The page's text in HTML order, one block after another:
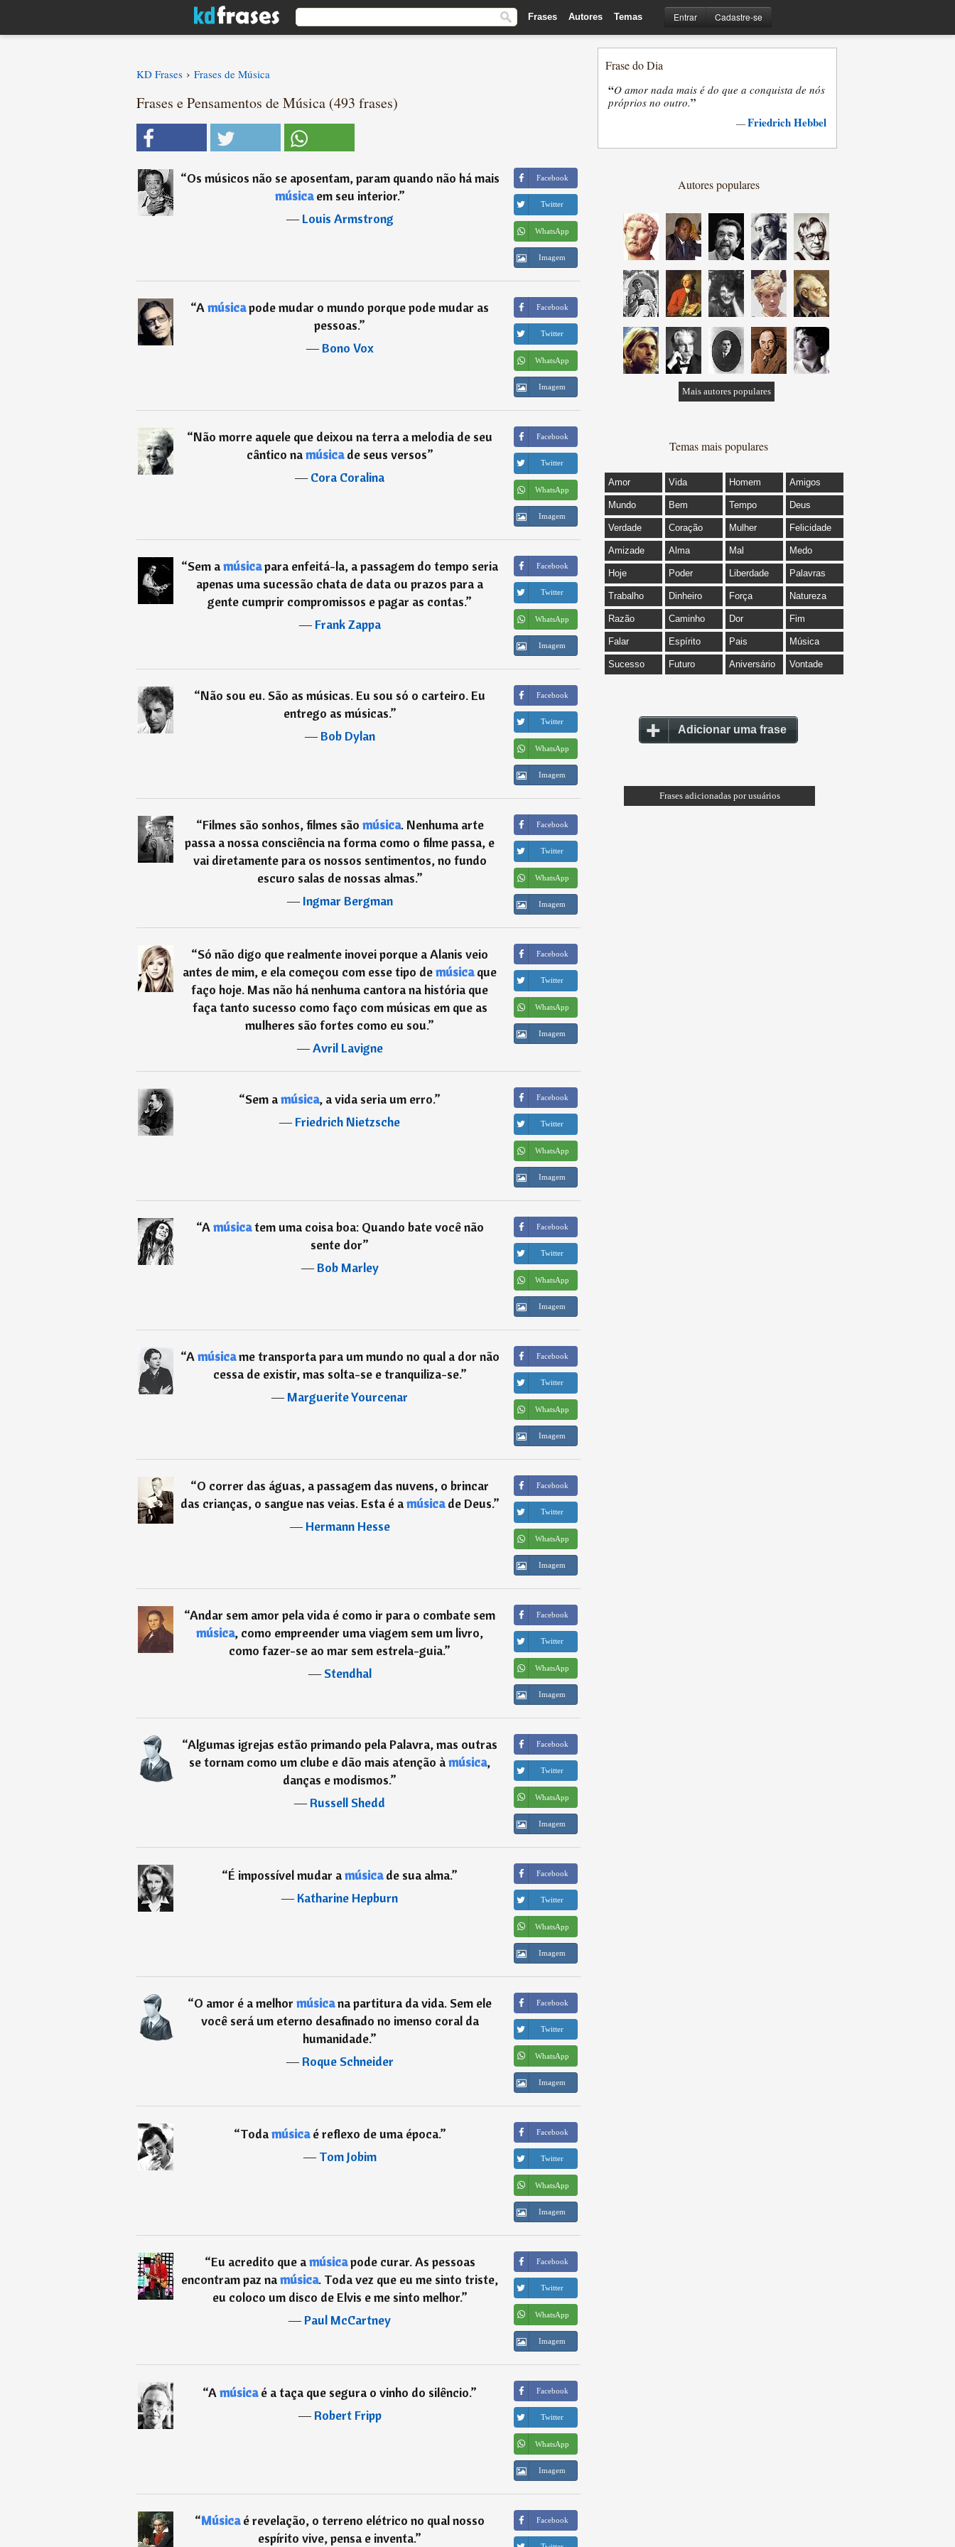
Frases Autores Temas Entrar Cadastre-se
KD Frases › Frases de Música
Frases e Pensamentos de Música (493 frases)
“Os músicos não se aposentam, param quando não há mais
músicaem seu interior.”
―Louis Armstrong
Facebook
Twitter
WhatsApp
Imagem
“Amúsicapode mudar o mundo porque pode mudar as
pessoas.”
―Bono Vox
Facebook
Twitter
WhatsApp
Imagem
“Não morre aquele que deixou na terra a melodia de seu
cântico namúsicade seus versos”
―Cora Coralina
Facebook
Twitter
WhatsApp
Imagem
“Sem amúsicapara enfeitá-la, a passagem do tempo seria
apenas uma sucessão chata de data ou prazos para a
gente cumprir compromissos e pagar as contas.”
―Frank Zappa
Facebook
Twitter
WhatsApp
Imagem
“Não sou eu. São as músicas. Eu sou só o carteiro. Eu
entrego as músicas.”
―Bob Dylan
Facebook
Twitter
WhatsApp
Imagem
“Filmes são sonhos, filmes são música. Nenhuma arte
passa a nossa consciência na forma como o filme passa, e
vai diretamente para os nossos sentimentos, no fundo
escuro salas de nossas almas.”
―Ingmar Bergman
Facebook
Twitter
WhatsApp
Imagem
“Só não digo que realmente inovei porque a Alanis veio
antes de mim, e ela começou com esse tipo demúsicaque
faço hoje. Mas não há nenhuma cantora na história que
faça tanto sucesso como faço com músicas em que as
mulheres são fortes como eu sou.”
―Avril Lavigne
Facebook
Twitter
WhatsApp
Imagem
“Sem amúsica, a vida seria um erro.”
―Friedrich Nietzsche
Facebook
Twitter
WhatsApp
Imagem
“Amúsicatem uma coisa boa: Quando bate você não
sente dor”
―Bob Marley
Facebook
Twitter
WhatsApp
Imagem
“Amúsicame transporta para um mundo no qual a dor não
cessa de existir, mas solta-se e tranquiliza-se.”
―Marguerite Yourcenar
Facebook
Twitter
WhatsApp
Imagem
“O correr das águas, a passagem das nuvens, o brincar
das crianças, o sangue nas veias. Esta é amúsicade Deus.”
―Hermann Hesse
Facebook
Twitter
WhatsApp
Imagem
“Andar sem amor pela vida é como ir para o combate sem
música, como empreender uma viagem sem um livro,
como fazer-se ao mar sem estrela-guia.”
―Stendhal
Facebook
Twitter
WhatsApp
Imagem
“Algumas igrejas estão primando pela Palavra, mas outras
se tornam como um clube e dão mais atenção àmúsica,
danças e modismos.”
―Russell Shedd
Facebook
Twitter
WhatsApp
Imagem
“É impossível mudar amúsicade sua alma.”
―Katharine Hepburn
Facebook
Twitter
WhatsApp
Imagem
“O amor é a melhor músicana partitura da vida. Sem ele
você será um eterno desafinado no imenso coral da
humanidade.”
―Roque Schneider
Facebook
Twitter
WhatsApp
Imagem
“Todamúsicaé reflexo de uma época.”
―Tom Jobim
Facebook
Twitter
WhatsApp
Imagem
“Eu acredito que amúsicapode curar. As pessoas
encontram paz namúsica. Toda vez que eu me sinto triste,
eu coloco um disco de Elvis e me sinto melhor.”
―Paul McCartney
Facebook
Twitter
WhatsApp
Imagem
“Amúsicaé a taça que segura o vinho do silêncio.”
―Robert Fripp
Facebook
Twitter
WhatsApp
Imagem
“Músicaé revelação, o terreno elétrico no qual nosso
espírito vive, pensa e inventa.”
Facebook
Frase do Dia
“O amor nada mais é do que a conquista de nós
próprios no outro.”
—Friedrich Hebbel
Autores populares
Mais autores populares
Temas mais populares
Amor Vida Homem Amigos
Mundo Bem Tempo Deus
Verdade Coração Mulher Felicidade
Amizade Alma Mal Medo
Hoje Poder Liberdade Palavras
Trabalho Dinheiro Força Natureza
Razão Caminho Dor Fim
Falar Espírito Pais Música
Sucesso Futuro Aniversário Vontade
Adicionar uma frase
Frases adicionadas por usuários